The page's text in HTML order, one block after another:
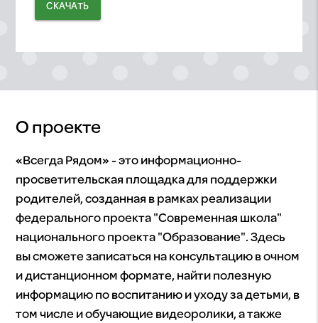
СКАЧАТЬ
О проекте
«Всегда Рядом» - это информационно-
просветительская площадка для поддержки
родителей, созданная в рамках реализации
федерального проекта "Современная школа"
национального проекта "Образование". Здесь
вы сможете записаться на консультацию в очном
и дистанционном формате, найти полезную
информацию по воспитанию и уходу за детьми, в
том числе и обучающие видеоролики, а также